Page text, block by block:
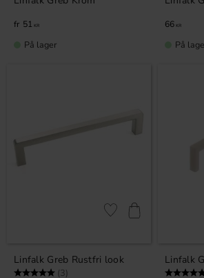
51 KR
På lager
66 KR
På
Linfalk Greb Rustfri look
Vurdering: (3)
Gem som favorit
Linfalk